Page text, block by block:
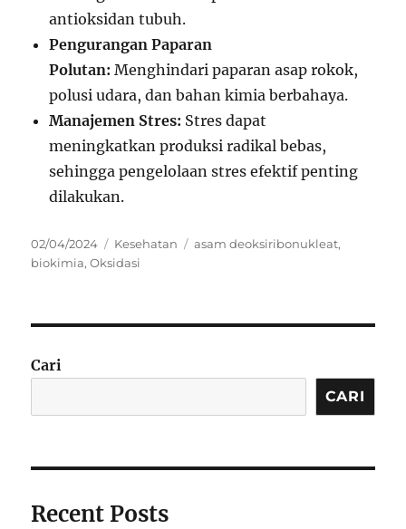
antioksidan tubuh.
Pengurangan Paparan
Polutan: Menghindari paparan asap rokok,
polusi udara, dan bahan kimia berbahaya.
Manajemen Stres: Stres dapat
meningkatkan produksi radikal bebas,
sehingga pengelolaan stres efektif penting
dilakukan.
Posted
on
02/04/2024 Categories
Kesehatan Tags
asam deoksiribonukleat,
biokimia,Oksidasi
Cari
CARI
Recent Posts